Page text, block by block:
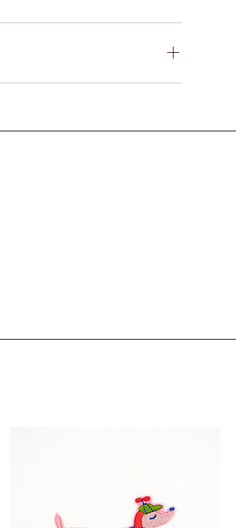
et affichés au
la créatrice Petit Poirier